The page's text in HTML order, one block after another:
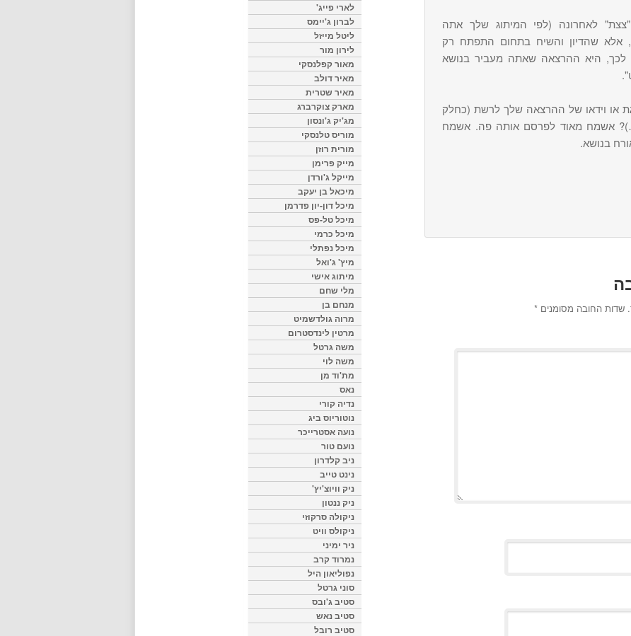
לאחרונה (לפי המיתוג שלך אתה
אלא שהדיון והשיח בתחום התפתח רק
לכך, היא ההרצאה שאתה מעביר בנושא
או וידאו של ההרצאה שלך לרשת (כחלק
אשמח מאוד לפרסם אותה פה. אשמח
בנושא.
שדות החובה מסומנים *
לארי פייג'
לברון ג'יימס
ליטל מייזל
לירון מור
מאור קפלנסקי
מאיר דולב
מאיר שטרית
מארק צוקרברג
מג'יק ג'ונסון
מוריס טלנסקי
מורית רוזן
מייק פרימן
מייקל ג'ורדן
מיכאל בן יעקב
מיכל דון-יון פדרמן
מיכל טל-פס
מיכל כרמי
מיכל נפתלי
מיץ' ג'ואל
מיתוג אישי
מלי שחם
מנחם בן
מרוה גולדשמיט
מרטין לינדסטרום
משה גרטל
משה לוי
מת'וד מן
נאס
נדיה קורי
נוטוריוס ביג
נועה אסטרייכר
נועם טור
ניב קלדרון
נינט טייב
ניק וויוצ'יץ'
ניק ננטון
ניקולה סרקוזי
ניקולס וויט
ניר ימיני
נמרוד קרב
נפוליאון היל
סוני גרטל
סטיב ג'ובס
סטיב נאש
סטיב רובל